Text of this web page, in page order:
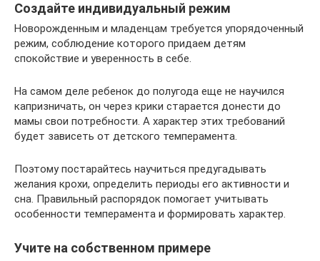
Создайте индивидуальный режим
Новорожденным и младенцам требуется упорядоченный
режим, соблюдение которого придаем детям
спокойствие и уверенность в себе.
На самом деле ребенок до полугода еще не научился
капризничать, он через крики старается донести до
мамы свои потребности. А характер этих требований
будет зависеть от детского темперамента.
Поэтому постарайтесь научиться предугадывать
желания крохи, определить периоды его активности и
сна. Правильный распорядок помогает учитывать
особенности темперамента и формировать характер.
Учите на собственном примере